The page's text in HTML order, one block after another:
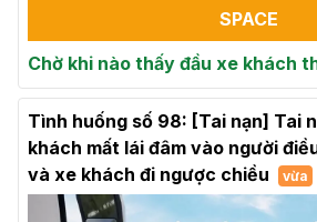
SPACE
Chờ khi nào thấy đầu xe khách
Tình huống số 98: [Tai nạn] Tai
khách mất lái đâm vào người
và xe khách đi ngược chiều
vừa